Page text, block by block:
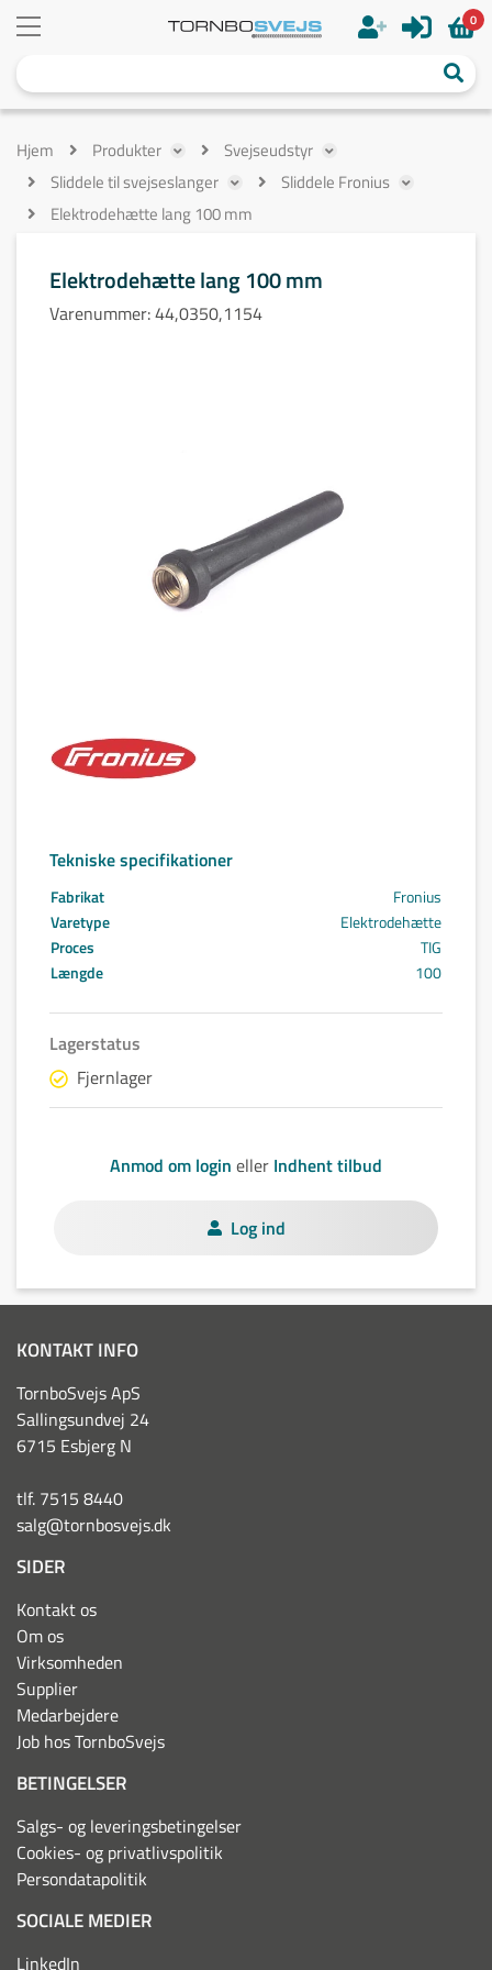
0
Hjem Produkter
Svejseudstyr
Sliddele til svejseslanger
Sliddele Fronius
Elektrodehætte lang 100 mm
Elektrodehætte lang 100 mm
Varenummer:44,0350,1154
Tekniske specifikationer
Fabrikat
Fronius
Varetype
Elektrodehætte
Proces
TIG
Længde
100
Lagerstatus
Fjernlager
Anmod om login eller Indhent tilbud
Log ind
KONTAKT INFO
TornboSvejs ApS
Sallingsundvej 24
6715 Esbjerg N
tlf. 7515 8440
salg@tornbosvejs.dk
SIDER
Kontakt os
Om os
Virksomheden
Supplier
Medarbejdere
Job hos TornboSvejs
BETINGELSER
Salgs- og leveringsbetingelser
Cookies- og privatlivspolitik
Persondatapolitik
SOCIALE MEDIER
LinkedIn